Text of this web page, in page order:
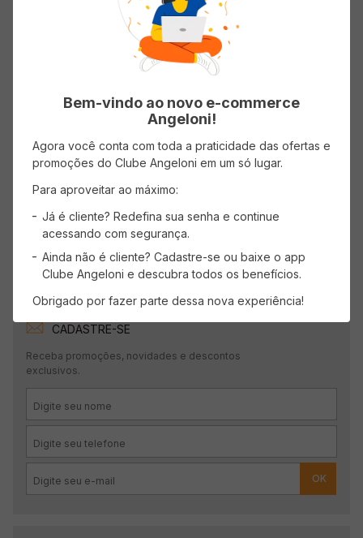
Carregando…
Faça login para escrever uma avaliação.
Mais recentes Todos
Carregando avaliações…
CADASTRE-SE
Receba promoções, novidades e descontos
exclusivos.
OK
Bem-vindo ao novo e-commerce
Angeloni!
Agora você conta com toda a praticidade das ofertas e
promoções do Clube Angeloni em um só lugar.
Para aproveitar ao máximo:
Já é cliente? Redefina sua senha e continue
acessando com segurança.
Ainda não é cliente? Cadastre-se ou baixe o app
Clube Angeloni e descubra todos os benefícios.
Obrigado por fazer parte dessa nova experiência!